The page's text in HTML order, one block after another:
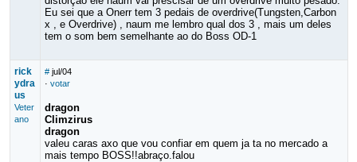
Eu sei que a Onerr tem 3 pedais de overdrive(Tungsten,Carbon
x , e Overdrive) , naum me lembro qual dos 3 , mais um deles
tem o som bem semelhante ao do Boss OD-1
rick
ydra
us
Veter
ano
# jul/04
· votar
dragon
Climzirus
dragon
valeu caras axo que vou confiar em quem ja ta no mercado a
mais tempo BOSS!!abraço.falou